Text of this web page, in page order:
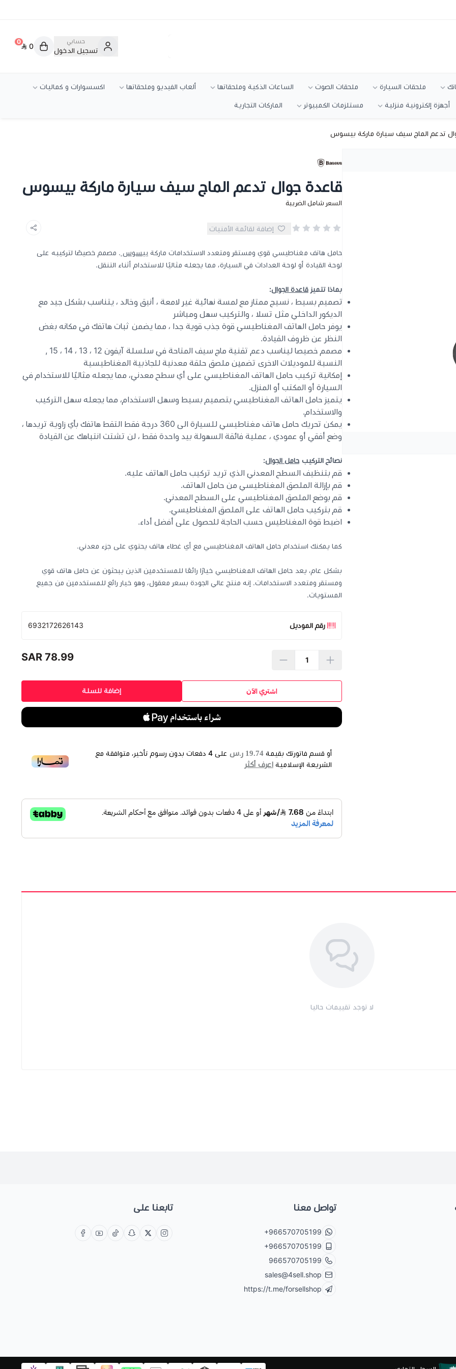
حسابي
تسجيل الدخول
0
0
ملحقات السيارة ملحقات الصوت الساعات الذكية وملحقاتها ألعاب الفيديو وملحقاتها اكسسوارات و كماليات
أجهزة إلكترونية منزلية مستلزمات الكمبيوتر الماركات التجارية
تدعم الماج سيف سيارة ماركة بيسوس
قاعدة جوال تدعم الماج سيف سيارة ماركة بيسوس
السعر شامل الضريبة
إضافة لقائمة الأمنيات
حامل هاتف مغناطيسي قوي ومستقر ومتعدد الاستخدامات ماركة بيسوس
. مصمم خصيصًا لتركيبه على
لوحة القيادة أو لوحة العدادات في السيارة، مما يجعله مثاليًا للاستخدام أثناء التنقل.
بماذا تتميز قاعدة الجوال:
تصميم بسيط ، نسيج ممتاز مع لمسة نهائية غير لامعة ، أنيق وخالد ، يتناسب بشكل جيد مع
الديكور الداخلي مثل تسلا ، والتركيب سهل ومباشر
يوفر حامل الهاتف المغناطيسي قوة جذب قوية جدا ، مما يضمن ثبات هاتفك في مكانه بغض
النظر عن ظروف القيادة.
النسبة للموديلات الاخرى تضمين ملصق حلقة معدنية للجاذبية المغناطيسية
إمكانية تركيب حامل الهاتف المغناطيسي على أي سطح معدني، مما يجعله مثاليًا للاستخدام في
السيارة أو المكتب أو المنزل.
يتميز حامل الهاتف المغناطيسي بتصميم بسيط وسهل الاستخدام، مما يجعله سهل التركيب
والاستخدام.
يمكن تحريك حامل هاتف مغناطيسي للسيارة الى 360 درجة فقط التقط هاتفك بأي زاوية تريدها ،
وضع أفقي أو عمودي ، عملية فائقة السهولة بيد واحدة فقط ، لن تشتت انتباهك عن القيادة
نصائح التركيب حامل الجوال:
قم بتنظيف السطح المعدني الذي تريد تركيب حامل الهاتف عليه.
قم بإزالة الملصق المغناطيسي من حامل الهاتف.
قم بوضع الملصق المغناطيسي على السطح المعدني.
قم بتركيب حامل الهاتف على الملصق المغناطيسي.
اضبط قوة المغناطيس حسب الحاجة للحصول على أفضل أداء.
كما يمكنك استخدام حامل الهاتف المغناطيسي مع أي غطاء هاتف يحتوي على جزء معدني.
بشكل عام، يعد حامل الهاتف المغناطيسي خيارًا رائعًا للمستخدمين الذين يبحثون عن حامل هاتف قوي
ومستقر ومتعدد الاستخدامات. إنه منتج عالي الجودة بسعر معقول، وهو خيار رائع للمستخدمين من جميع
المستويات.
رقم الموديل 6932172626143
78.99 SAR
إضافة للسلة اشتري الآن
أو قسم فاتورتك بقيمة 19.74 ر.س على 4 دفعات بدون رسوم تأخير، متوافقة مع
الشريعة الإسلامية اعرف أكثر
لا توجد تقييمات حاليا
تواصل معنا
+966570705199
+966570705199
966570705199
sales@4sell.shop
https://t.me/forsellshop
تابعنا على